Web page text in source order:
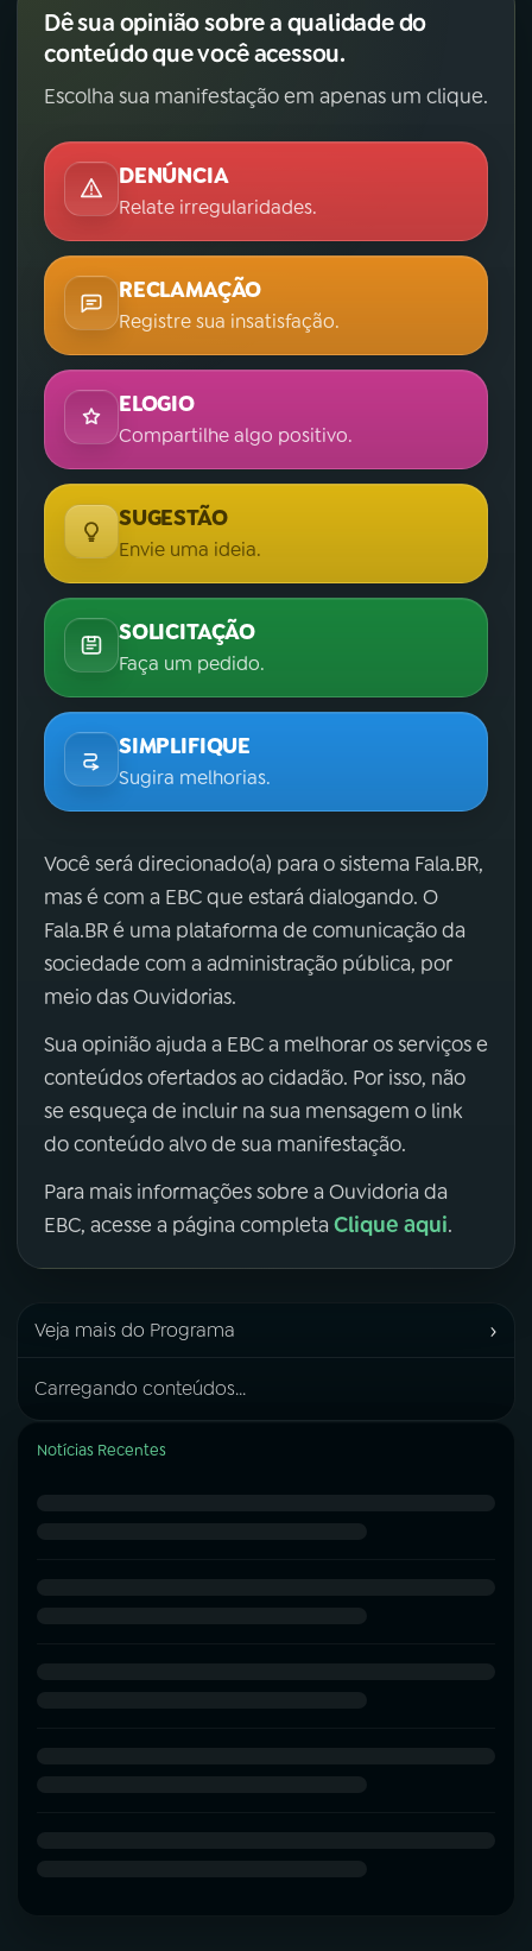
Dê sua opinião sobre a qualidade do
conteúdo que você acessou.
Escolha sua manifestação em apenas um clique.
DENÚNCIA
Relate irregularidades.
RECLAMAÇÃO
Registre sua insatisfação.
ELOGIO
Compartilhe algo positivo.
SUGESTÃO
Envie uma ideia.
SOLICITAÇÃO
Faça um pedido.
SIMPLIFIQUE
Sugira melhorias.
Você será direcionado(a) para o sistema Fala.BR,
mas é com a EBC que estará dialogando. O
Fala.BR é uma plataforma de comunicação da
sociedade com a administração pública, por
meio das Ouvidorias.
Sua opinião ajuda a EBC a melhorar os serviços e
conteúdos ofertados ao cidadão. Por isso, não
se esqueça de incluir na sua mensagem o link
do conteúdo alvo de sua manifestação.
Para mais informações sobre a Ouvidoria da
EBC, acesse a página completa Clique aqui.
Veja mais do Programa ›
Carregando conteúdos...
Notícias Recentes